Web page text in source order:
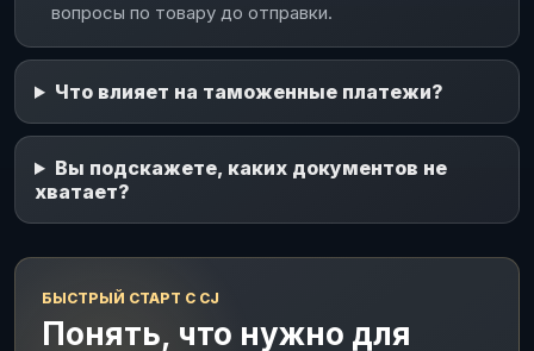
вопросы по товару до отправки.
Что влияет на таможенные платежи?
Вы подскажете, каких документов не
хватает?
БЫСТРЫЙ СТАРТ С CJ
Понять, что нужно для